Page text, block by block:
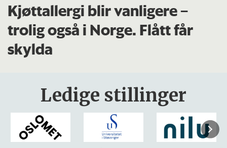
Kjøttallergi blir vanligere –
trolig også i Norge. Flått får
skylda
Ledige stillinger